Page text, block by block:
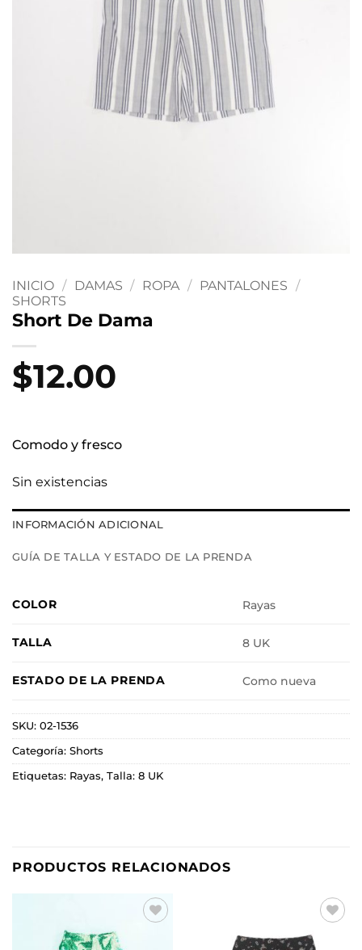
INICIO / DAMAS / ROPA / PANTALONES /
SHORTS
Short De Dama
$12.00
Comodo y fresco
Sin existencias
INFORMACIÓN ADICIONAL
GUÍA DE TALLA Y ESTADO DE LA PRENDA
COLOR Rayas
TALLA 8 UK
ESTADO DE LA PRENDA Como nueva
SKU: 02-1536
Categoría: Shorts
Etiquetas: Rayas, Talla: 8 UK
PRODUCTOS RELACIONADOS
Añadir